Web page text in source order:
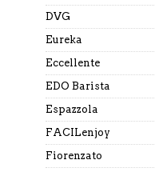
DVG
Eureka
Eccellente
EDO Barista
Espazzola
FACILenjoy
Fiorenzato